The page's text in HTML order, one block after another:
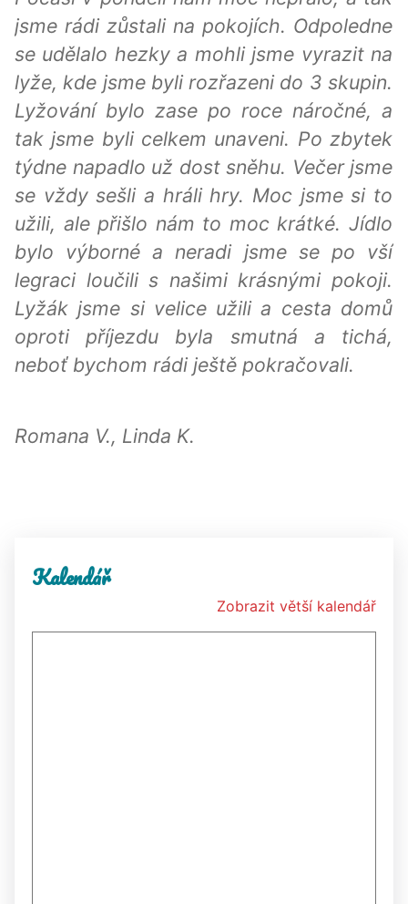
jsme rádi zůstali na pokojích. Odpoledne
se udělalo hezky a mohli jsme vyrazit na
lyže, kde jsme byli rozřazeni do 3 skupin.
Lyžování bylo zase po roce náročné, a
tak jsme byli celkem unaveni. Po zbytek
týdne napadlo už dost sněhu. Večer jsme
se vždy sešli a hráli hry. Moc jsme si to
užili, ale přišlo nám to moc krátké. Jídlo
bylo výborné a neradi jsme se po vší
legraci loučili s našimi krásnými pokoji.
Lyžák jsme si velice užili a cesta domů
oproti příjezdu byla smutná a tichá,
neboť bychom rádi ještě pokračovali.
Romana V., Linda K.
Kalendář
Zobrazit větší kalendář